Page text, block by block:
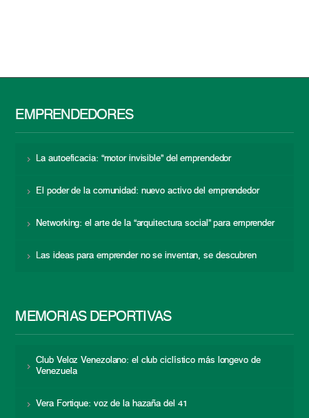
EMPRENDEDORES
La autoeficacia: “motor invisible” del emprendedor
El poder de la comunidad: nuevo activo del emprendedor
Networking: el arte de la “arquitectura social” para emprender
Las ideas para emprender no se inventan, se descubren
MEMORIAS DEPORTIVAS
Club Veloz Venezolano: el club ciclístico más longevo de
Venezuela
Vera Fortique: voz de la hazaña del 41